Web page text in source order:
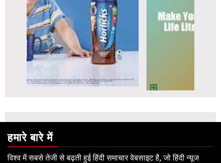
हमारे बारे में
विश्व में सबसे तेजी से बढ़ती हुई हिंदी समाचार वेबसाइट है, जो हिंदी न्यूज